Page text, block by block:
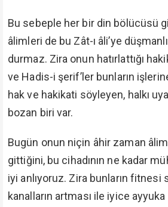
Bu sebeple her bir din bölücüsü
âlimleri de bu Zât-ı âli’ye
durmaz. Zira onun hatırlattığı
ve Hadis-i şerif’ler bunların
hak ve hakikati söyleyen, halkı
bozan biri var.
Bugün onun niçin âhir zaman
gittiğini, bu cihadının ne kadar
iyi anlıyoruz. Zira bunların fitnesi
kanalların artması ile iyice